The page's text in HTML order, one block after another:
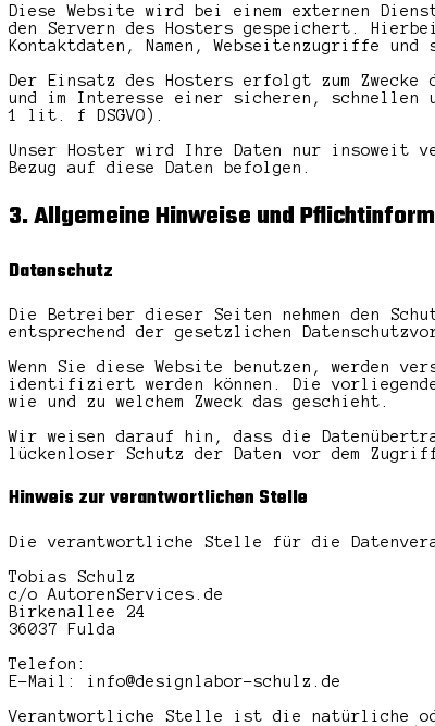
Diese Website wird bei einem externen
den Servern des Hosters gespeichert.
Kontaktdaten, Namen, Webseitenzugriffe
Der Einsatz des Hosters erfolgt zum
und im Interesse einer sicheren, schnellen
1 lit. f DSGVO).
Unser Hoster wird Ihre Daten nur insoweit
Bezug auf diese Daten befolgen.
3. Allgemeine Hinweise und
Datenschutz
Die Betreiber dieser Seiten nehmen den
entsprechend der gesetzlichen
Wenn Sie diese Website benutzen, werden
identifiziert werden können. Die
wie und zu welchem Zweck das geschieht.
Wir weisen darauf hin, dass die
lückenloser Schutz der Daten vor dem
Hinweis zur verantwortlichen Stelle
Die verantwortliche Stelle für die
Tobias Schulz
c/o AutorenServices.de
Birkenallee 24
36037 Fulda
Telefon:
E-Mail: info@designlabor-schulz.de
Verantwortliche Stelle ist die natürliche